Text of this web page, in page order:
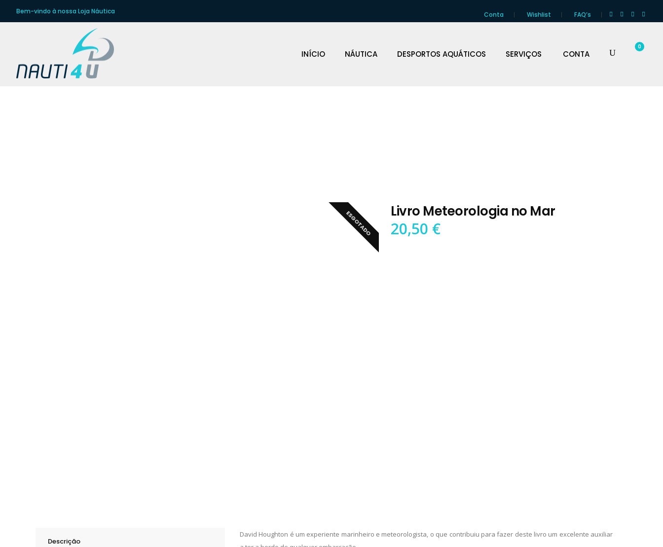
Bem-vindo à nossa Loja Náutica Conta Wishlist FAQ’s
INÍCIO NÁUTICA DESPORTOS AQUÁTICOS SERVIÇOS CONTA
0
ESGOTADO Livro Meteorologia no Mar
20,50 €
Descrição
David Houghton é um experiente marinheiro e meteorologista, o que contribuiu para fazer deste livro um excelente auxiliar